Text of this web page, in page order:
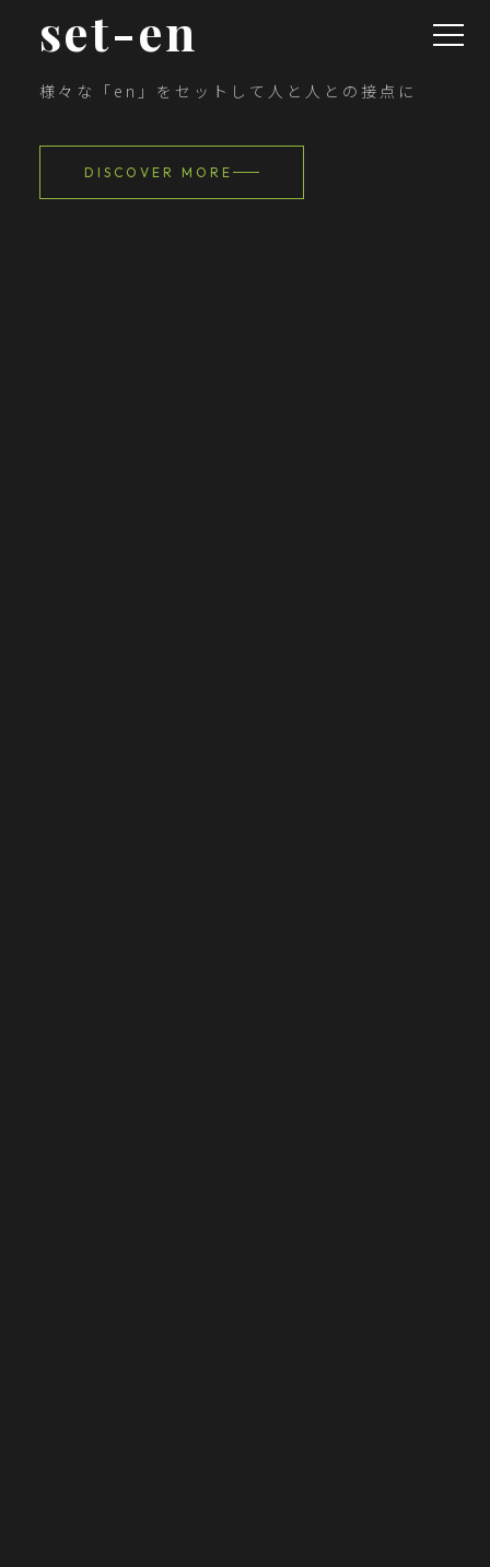
set-en
様々な「en」をセットして人と人との接点に
DISCOVER MORE